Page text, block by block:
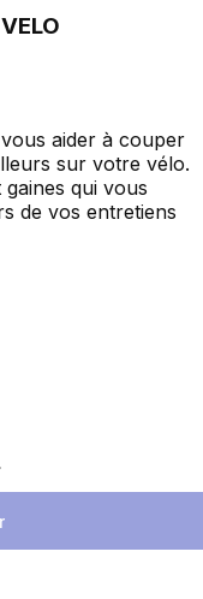
aider à couper
sur votre vélo.
qui vous
de vos entretiens
la quantité